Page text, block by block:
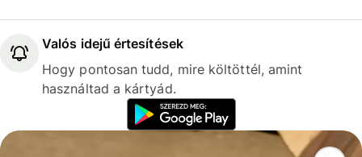
Valós idejű értesítések
Hogy pontosan tudd, mire költöttél, amint
használtad a kártyád.